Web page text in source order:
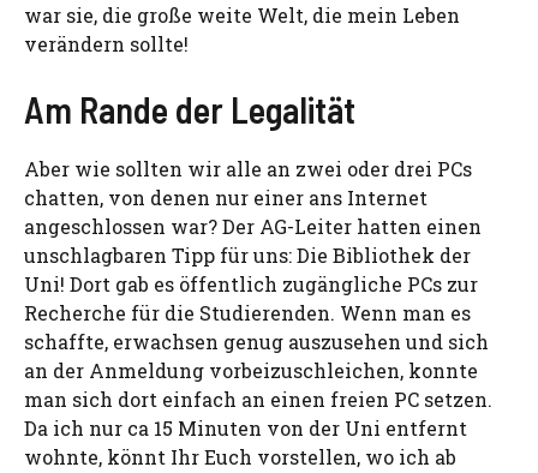
war sie, die große weite Welt, die mein Leben
verändern sollte!
Am Rande der Legalität
Aber wie sollten wir alle an zwei oder drei PCs
chatten, von denen nur einer ans Internet
angeschlossen war? Der AG-Leiter hatten einen
unschlagbaren Tipp für uns: Die Bibliothek der
Uni! Dort gab es öffentlich zugängliche PCs zur
Recherche für die Studierenden. Wenn man es
schaffte, erwachsen genug auszusehen und sich
an der Anmeldung vorbeizuschleichen, konnte
man sich dort einfach an einen freien PC setzen.
Da ich nur ca 15 Minuten von der Uni entfernt
wohnte, könnt Ihr Euch vorstellen, wo ich ab